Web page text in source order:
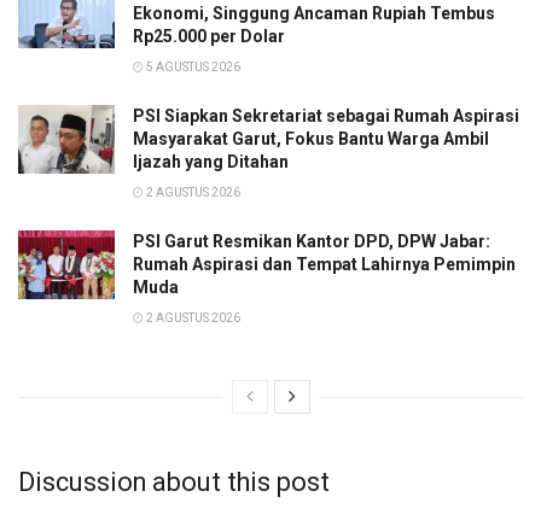
Ekonomi, Singgung Ancaman Rupiah Tembus
Rp25.000 per Dolar
5 AGUSTUS 2026
PSI Siapkan Sekretariat sebagai Rumah Aspirasi
Masyarakat Garut, Fokus Bantu Warga Ambil
Ijazah yang Ditahan
2 AGUSTUS 2026
PSI Garut Resmikan Kantor DPD, DPW Jabar:
Rumah Aspirasi dan Tempat Lahirnya Pemimpin
Muda
2 AGUSTUS 2026
Discussion about this post